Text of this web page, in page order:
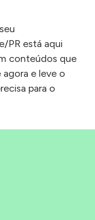
PR está aqui
conteúdos que
e leve o
para o